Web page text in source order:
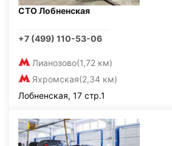
СТО Лобненская
+7 (499) 110-53-06
Лианозово(1,72 км)
Яхромская(2,34 км)
Лобненская, 17 стр.1